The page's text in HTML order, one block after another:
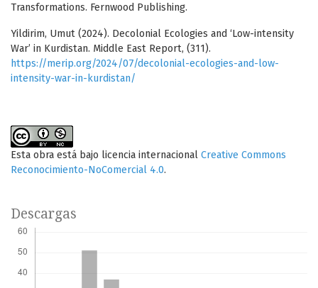
Esta obra está bajo licencia internacional Creative Commons
Reconocimiento-NoComercial 4.0.
Transformations. Fernwood Publishing.
Yildirim, Umut (2024). Decolonial Ecologies and ‘Low-intensity
War’ in Kurdistan. Middle East Report, (311).
https://merip.org/2024/07/decolonial-ecologies-and-low-
intensity-war-in-kurdistan/
Descargas